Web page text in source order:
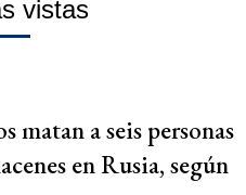
vistas
matan a seis personas
en Rusia, según